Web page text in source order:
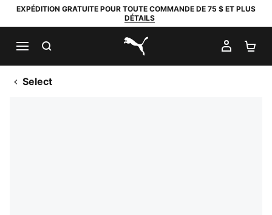
EXPÉDITION GRATUITE POUR TOUTE COMMANDE DE 75 $ ET PLUS
DÉTAILS
PUMA.com
MON
Select